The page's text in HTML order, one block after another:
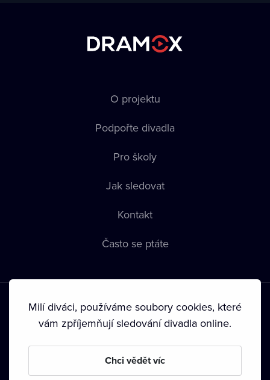
O projektu
Podpořte divadla
Pro školy
Jak sledovat
Kontakt
Často se ptáte
Podmínky používání • Ochrana soukromí • Zásady používání
• Autorská práva•
Milí diváci, používáme soubory cookies, které
vám zpříjemňují sledování divadla online.
Chci vědět víc